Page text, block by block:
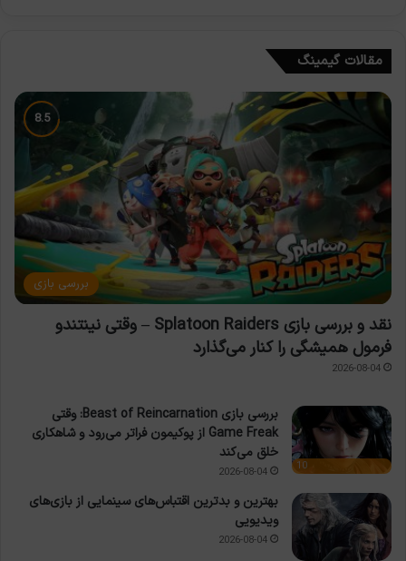
مقالات گیمینگ
بررسی بازی
نقد و بررسی بازی Splatoon Raiders – وقتی نینتندو
فرمول همیشگی را کنار می‌گذارد
2026-08-04
10
بررسی بازی Beast of Reincarnation: وقتی
Game Freak از پوکیمون فراتر می‌رود و شاهکاری
خلق می‌کند
2026-08-04
بهترین و بدترین اقتباس‌های سینمایی از بازی‌های
ویدیویی
2026-08-04